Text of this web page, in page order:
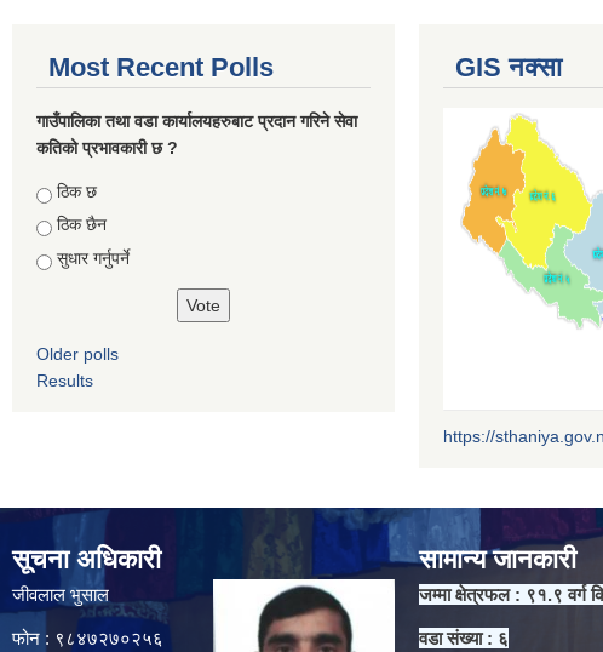
Most Recent Polls
गाउँपालिका तथा वडा कार्यालयहरुबाट प्रदान गरिने सेवा
कतिको प्रभावकारी छ ?
Choices
ठिक छ
ठिक छैन
सुधार गर्नुपर्ने
Older polls
Results
GIS नक्सा
https://
सूचना अधिकारी
जीवलाल भुसाल
फोन : ९८४७२७०२५६
सामान्य जानकारी
जम्मा क्षेत्रफल : ९१.९ वर्ग
वडा संख्या : ६